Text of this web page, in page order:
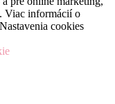
Viac informácií o
cookies